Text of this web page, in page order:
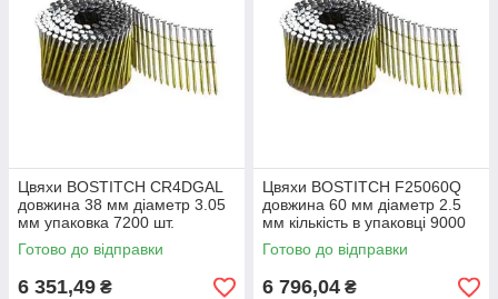
Цвяхи BOSTITCH CR4DGAL
довжина 38 мм діаметр 3.05
мм упаковка 7200 шт.
матеріал оцинкована сталь
Готово до відправки
6 351,49 ₴
Цвяхи BOSTITCH F25060Q
довжина 60 мм діаметр 2.5
мм кількість в упаковці 9000
шт. матеріал сталь без
покриття
Готово до відправки
6 796,04 ₴